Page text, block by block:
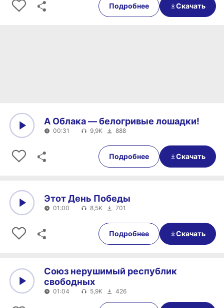
Подробнее Скачать
00:31
А Облака — белогривые лошадки!
00:31 9,9K 888
Подробнее Скачать
01:00
Этот День Победы
01:00 8,5K 701
Подробнее Скачать
01:04
Союз нерушимый республик
свободных
01:04 5,9K 426